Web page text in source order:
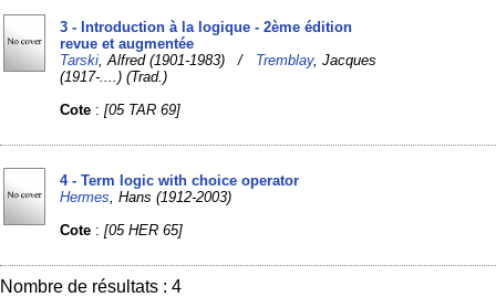
3 - Introduction à la logique - 2ème édition
revue et augmentée
Tarski , Alfred (1901-1983) / Tremblay, Jacques
(1917-....) (Trad.)
Cote :[05 TAR 69]
4 - Term logic with choice operator
Hermes , Hans (1912-2003)
Cote :[05 HER 65]
Nombre de résultats : 4